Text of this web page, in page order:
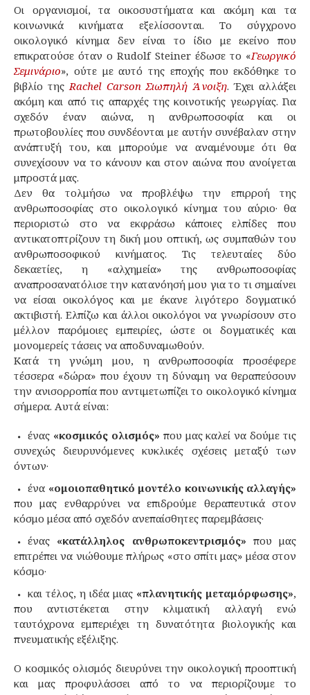
Οι οργανισμοί, τα οικοσυστήματα και ακόμη και τα
κοινωνικά κινήματα εξελίσσονται. Το σύγχρονο
οικολογικό κίνημα δεν είναι το ίδιο με εκείνο που
επικρατούσε όταν ο Rudolf Steiner έδωσε το «Γεωργικό
Σεμινάριο», ούτε με αυτό της εποχής που εκδόθηκε το
βιβλίο τηςRachel CarsonΣιωπηλή Άνοιξη. Έχει αλλάξει
ακόμη και από τις απαρχές της κοινοτικής γεωργίας. Για
σχεδόν έναν αιώνα, η ανθρωποσοφία και οι
πρωτοβουλίες που συνδέονται με αυτήν συνέβαλαν στην
ανάπτυξή του, και μπορούμε να αναμένουμε ότι θα
συνεχίσουν να το κάνουν και στον αιώνα που ανοίγεται
μπροστά μας.
Δεν θα τολμήσω να προβλέψω την επιρροή της
ανθρωποσοφίας στο οικολογικό κίνημα του αύριο· θα
περιοριστώ στο να εκφράσω κάποιες ελπίδες που
αντικατοπτρίζουν τη δική μου οπτική, ως συμπαθών του
ανθρωποσοφικού κινήματος. Τις τελευταίες δύο
δεκαετίες, η «αλχημεία» της ανθρωποσοφίας
αναπροσανατόλισε την κατανόησή μου για το τι σημαίνει
να είσαι οικολόγος και με έκανε λιγότερο δογματικό
ακτιβιστή. Ελπίζω και άλλοι οικολόγοι να γνωρίσουν στο
μέλλον παρόμοιες εμπειρίες, ώστε οι δογματικές και
μονομερείς τάσεις να αποδυναμωθούν.
Κατά τη γνώμη μου, η ανθρωποσοφία προσέφερε
τέσσερα «δώρα» που έχουν τη δύναμη να θεραπεύσουν
την ανισορροπία που αντιμετωπίζει το οικολογικό κίνημα
σήμερα. Αυτά είναι:
ένας «κοσμικός ολισμός» που μας καλεί να δούμε τις
συνεχώς διευρυνόμενες κυκλικές σχέσεις μεταξύ των
όντων·
ένα «ομοιοπαθητικό μοντέλο κοινωνικής αλλαγής»
που μας ενθαρρύνει να επιδρούμε θεραπευτικά στον
κόσμο μέσα από σχεδόν ανεπαίσθητες παρεμβάσεις·
ένας «κατάλληλος ανθρωποκεντρισμός» που μας
επιτρέπει να νιώθουμε πλήρως «στο σπίτι μας» μέσα στον
κόσμο·
και τέλος, η ιδέα μιας «πλανητικής μεταμόρφωσης»,
που αντιστέκεται στην κλιματική αλλαγή ενώ
ταυτόχρονα εμπεριέχει τη δυνατότητα βιολογικής και
πνευματικής εξέλιξης.
Ο κοσμικός ολισμός διευρύνει την οικολογική προοπτική
και μας προφυλάσσει από το να περιορίζουμε το